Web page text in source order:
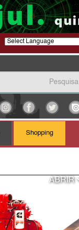
Shopping
ABRIR